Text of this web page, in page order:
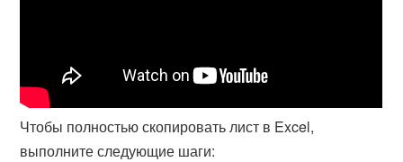
Чтобы полностью скопировать лист в Excel,
выполните следующие шаги: